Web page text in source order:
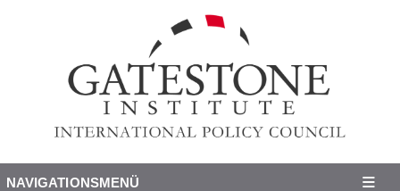
NAVIGATIONSMENÜ